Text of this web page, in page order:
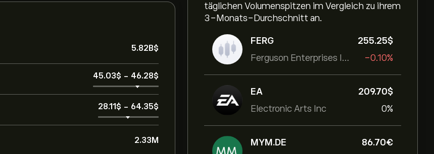
täglichen Volumenspitzen im Vergleich zu ihrem
3-Monats-Durchschnitt an.
FERG
Ferguson Enterprises Inc
255.25‎$‎
-0.10%
EA
Electronic Arts Inc
209.70‎$‎
0%
MYM.DE
86.70‎€‎
5.82B‎$‎
45.03‎$‎ - 46.28‎$‎
28.11‎$‎ - 64.35‎$‎
2.33M